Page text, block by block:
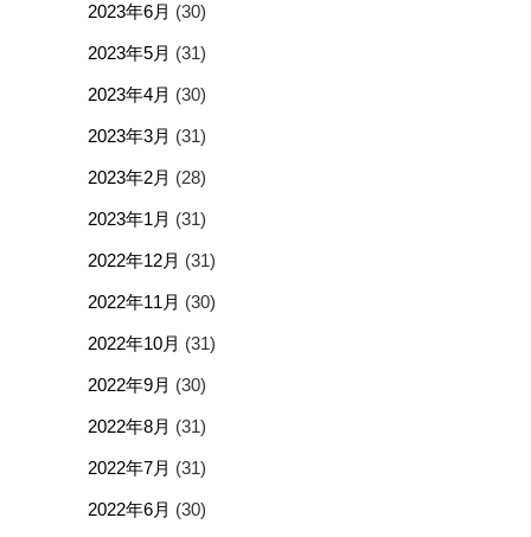
2023年6月 (30)
2023年5月 (31)
2023年4月 (30)
2023年3月 (31)
2023年2月 (28)
2023年1月 (31)
2022年12月 (31)
2022年11月 (30)
2022年10月 (31)
2022年9月 (30)
2022年8月 (31)
2022年7月 (31)
2022年6月 (30)